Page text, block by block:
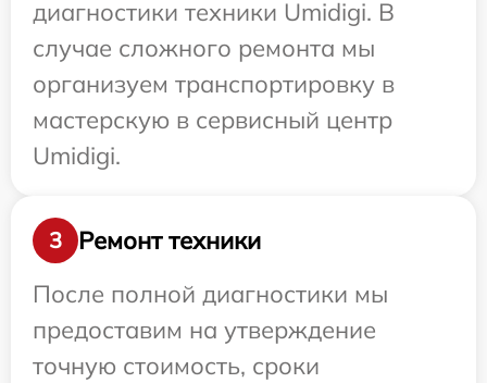
диагностики техники Umidigi. В
случае сложного ремонта мы
организуем транспортировку в
мастерскую в сервисный центр
Umidigi.
3
Ремонт техники
После полной диагностики мы
предоставим на утверждение
точную стоимость, сроки